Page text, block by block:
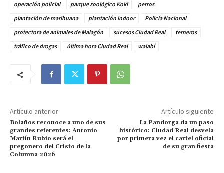
operación policial
parque zoológico Koki
perros
plantación de marihuana
plantación indoor
Policía Nacional
protectora de animales de Malagón
sucesos Ciudad Real
terneros
tráfico de drogas
última hora Ciudad Real walabí
Artículo anterior
Bolaños reconoce a uno de sus
grandes referentes: Antonio
Martín Rubio será el
pregonero del Cristo de la
Columna 2026
Artículo siguiente
La Pandorga da un paso
histórico: Ciudad Real desvela
por primera vez el cartel oficial
de su gran fiesta